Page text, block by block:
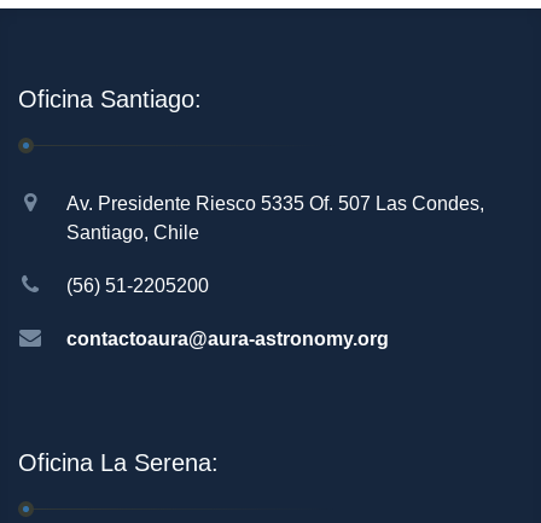
Oficina Santiago:
Av. Presidente Riesco 5335 Of. 507 Las Condes,
Santiago, Chile
(56) 51-2205200
contactoaura@aura-astronomy.org
Oficina La Serena: